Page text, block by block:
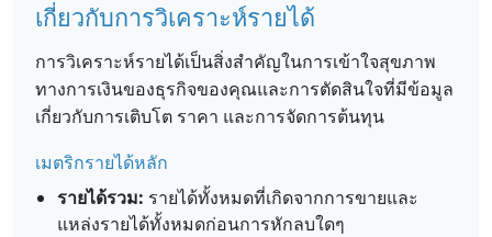
เกี่ยวกับการวิเคราะห์รายได้
การวิเคราะห์รายได้เป็นสิ่งสำคัญในการเข้าใจสุขภาพ
ทางการเงินของธุรกิจของคุณและการตัดสินใจที่มีข้อมูล
เกี่ยวกับการเติบโต ราคา และการจัดการต้นทุน
เมตริกรายได้หลัก
รายได้รวม: รายได้ทั้งหมดที่เกิดจากการขายและ
แหล่งรายได้ทั้งหมดก่อนการหักลบใดๆ